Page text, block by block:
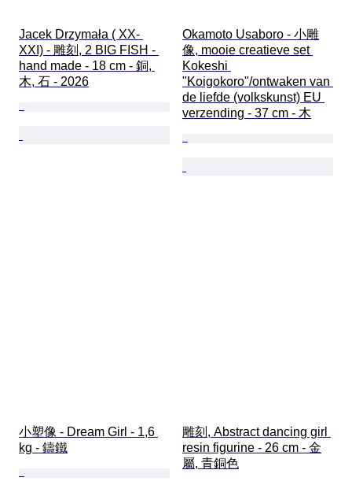
Jacek Drzymała ( XX-
XXI) - 雕刻, 2 BIG FISH -
hand made - 18 cm - 銅,
木, 石 - 2026
Okamoto Usaboro - 小雕
像, mooie creatieve set
Kokeshi
"Koigokoro"/ontwaken van
de liefde (volkskunst) EU
verzending - 37 cm - 木
小塑像 - Dream Girl - 1,6
kg - 鑄鐵
雕刻, Abstract dancing girl
resin figurine - 26 cm - 金
屬, 青銅色